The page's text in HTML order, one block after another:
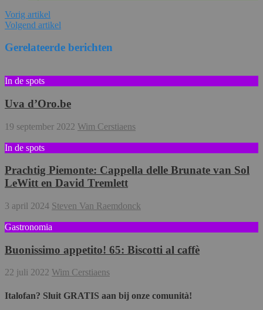
Vorig artikel
Volgend artikel
Gerelateerde berichten
In de spots
Uva d’Oro.be
19 september 2022 Wim Cerstiaens
In de spots
Prachtig Piemonte: Cappella delle Brunate van Sol
LeWitt en David Tremlett
3 april 2024 Steven Van Raemdonck
Gastronomia
Buonissimo appetito! 65: Biscotti al caffè
22 juli 2022 Wim Cerstiaens
Italofan? Sluit GRATIS aan bij onze comunità!